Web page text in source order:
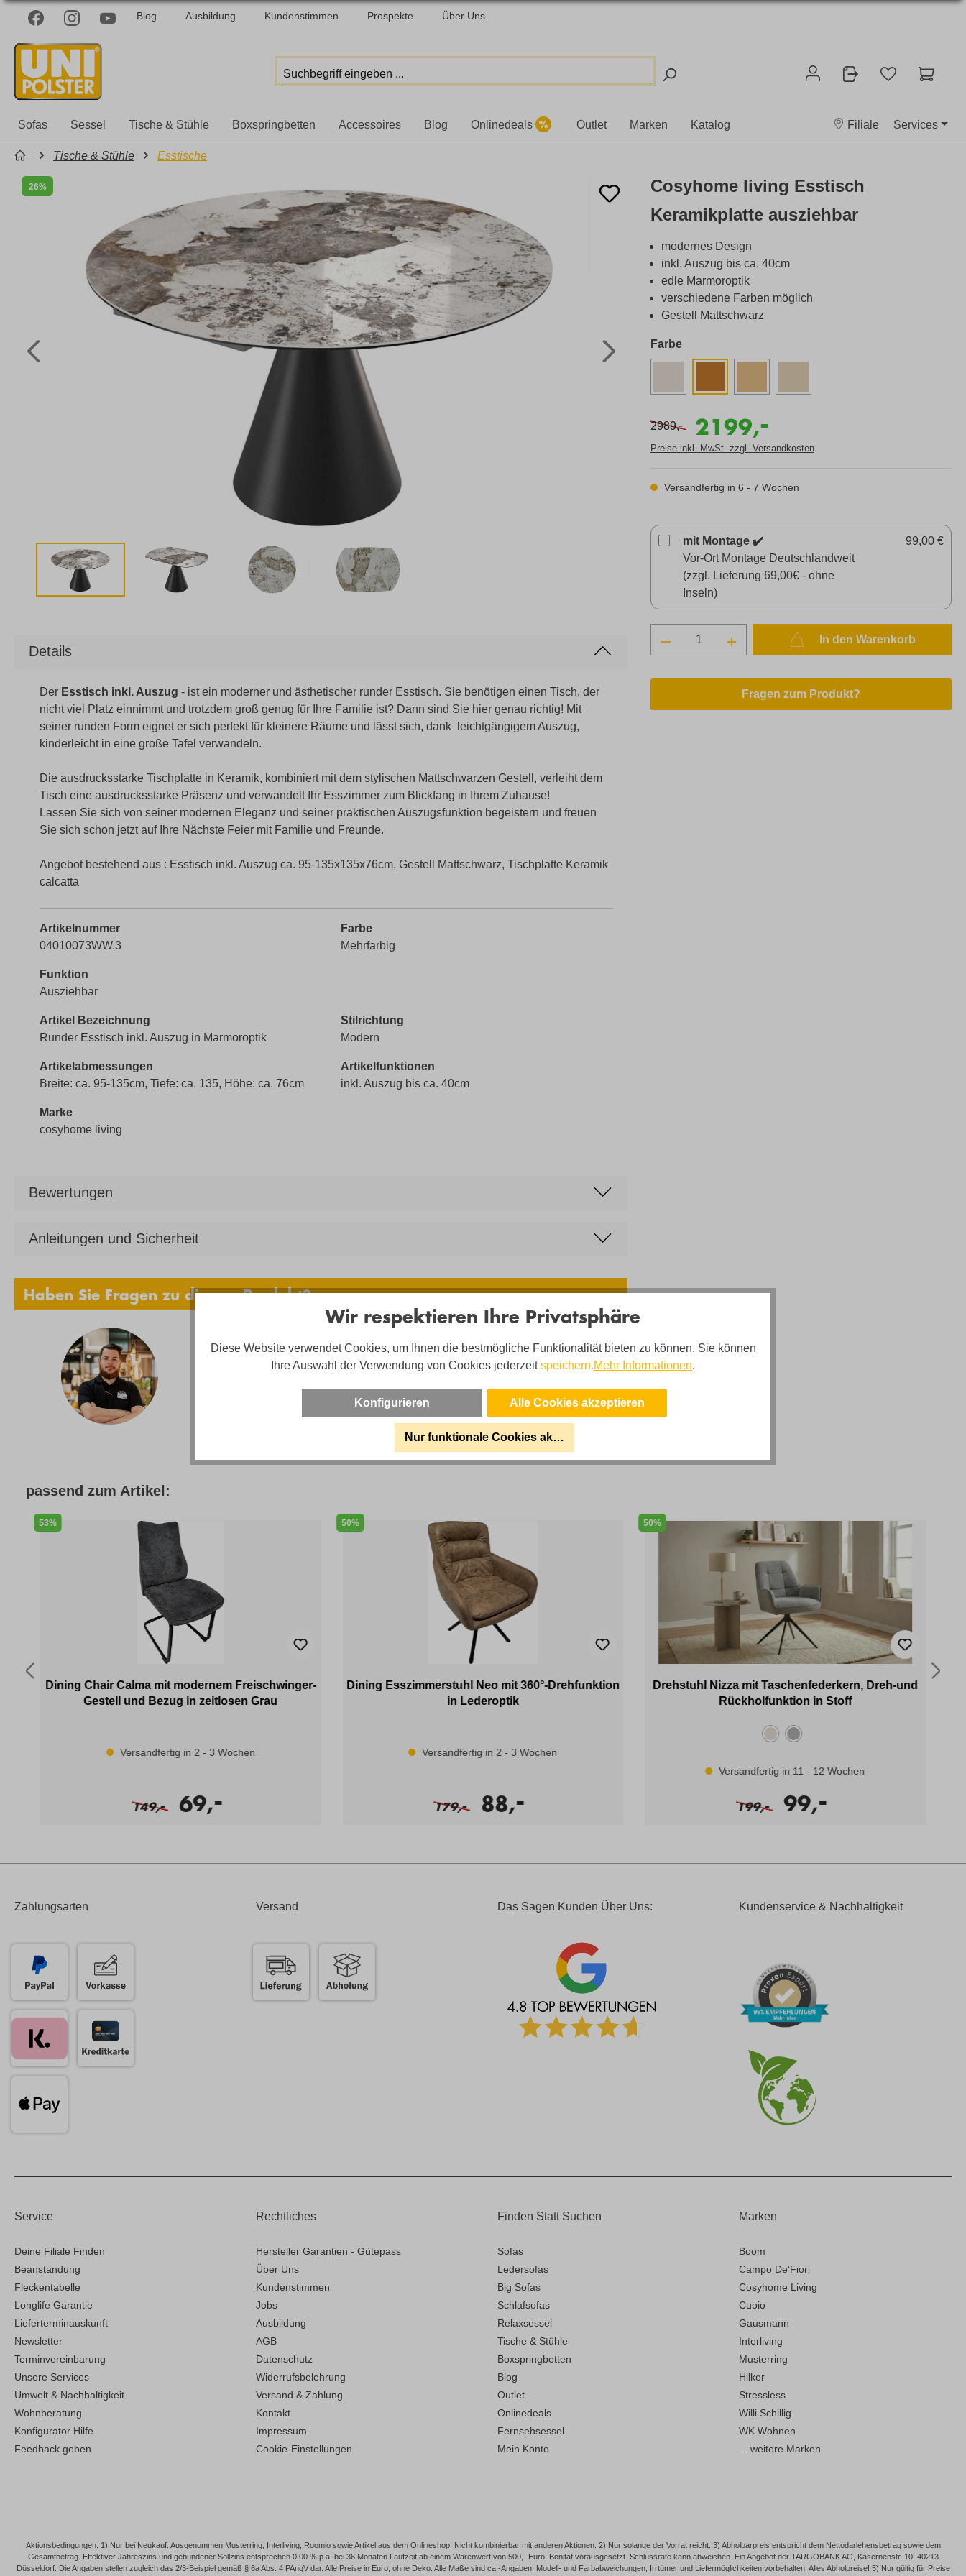
Blog Ausbildung Kundenstimmen Prospekte Über Uns
Sofas Sessel Tische & Stühle Boxspringbetten Accessoires Blog Onlinedeals Outlet Marken Katalog Filiale Services
Tische & Stühle Esstische
26%
Cosyhome living Esstisch
Keramikplatte ausziehbar
modernes Design
inkl. Auszug bis ca. 40cm
edle Marmoroptik
verschiedene Farben möglich
Gestell Mattschwarz
Farbe
2989,- 2199,
-
Preise inkl. MwSt. zzgl. Versandkosten
Versandfertig in 6 - 7 Wochen
mit Montage ✔️
Vor-Ort Montage Deutschlandweit
(zzgl. Lieferung 69,00€ - ohne
Inseln)
99,00 €
In den Warenkorb
Fragen zum Produkt?
Details
Der Esstisch inkl. Auszug - ist ein moderner und ästhetischer runder Esstisch. Sie benötigen einen Tisch, der
nicht viel Platz einnimmt und trotzdem groß genug für Ihre Familie ist? Dann sind Sie hier genau richtig! Mit
seiner runden Form eignet er sich perfekt für kleinere Räume und lässt sich, dank leichtgängigem Auszug,
kinderleicht in eine große Tafel verwandeln.
Die ausdrucksstarke Tischplatte in Keramik, kombiniert mit dem stylischen Mattschwarzen Gestell, verleiht dem
Tisch eine ausdrucksstarke Präsenz und verwandelt Ihr Esszimmer zum Blickfang in Ihrem Zuhause!
Lassen Sie sich von seiner modernen Eleganz und seiner praktischen Auszugsfunktion begeistern und freuen
Sie sich schon jetzt auf Ihre Nächste Feier mit Familie und Freunde.
Angebot bestehend aus : Esstisch inkl. Auszug ca. 95-135x135x76cm, Gestell Mattschwarz, Tischplatte Keramik
calcatta
Artikelnummer
04010073WW.3
Farbe
Mehrfarbig
Funktion
Ausziehbar
Artikel Bezeichnung
Runder Esstisch inkl. Auszug in Marmoroptik
Stilrichtung
Modern
Artikelabmessungen
Breite: ca. 95-135cm, Tiefe: ca. 135, Höhe: ca. 76cm
Artikelfunktionen
inkl. Auszug bis ca. 40cm
Marke
cosyhome living
Bewertungen
Anleitungen und Sicherheit
Haben Sie Fragen zu diesem Produkt?
Adrian Alonso - und sein Team sind für Sie da!
shop@uni-polster.de
Mo-Fr. 10-19 Uhr
passend zum Artikel:
53%
Dining Chair Calma mit modernem Freischwinger-
Gestell und Bezug in zeitlosen Grau
Versandfertig in 2 - 3 Wochen
149,- 69,
-
50%
Dining Esszimmerstuhl Neo mit 360°-Drehfunktion
in Lederoptik
Versandfertig in 2 - 3 Wochen
179,- 88,
-
50%
Drehstuhl Nizza mit Taschenfederkern, Dreh-und
Rückholfunktion in Stoff
Versandfertig in 11 - 12 Wochen
199,- 99,
-
Zahlungsarten Versand Das Sagen Kunden Über Uns: Kundenservice & Nachhaltigkeit
Service
Deine Filiale Finden
Beanstandung
Fleckentabelle
Longlife Garantie
Lieferterminauskunft
Newsletter
Terminvereinbarung
Unsere Services
Umwelt & Nachhaltigkeit
Wohnberatung
Konfigurator Hilfe
Feedback geben
Rechtliches
Hersteller Garantien - Gütepass
Über Uns
Kundenstimmen
Jobs
Ausbildung
AGB
Datenschutz
Widerrufsbelehrung
Versand & Zahlung
Kontakt
Impressum
Cookie-Einstellungen
Finden Statt Suchen
Sofas
Ledersofas
Big Sofas
Schlafsofas
Relaxsessel
Tische & Stühle
Boxspringbetten
Blog
Outlet
Onlinedeals
Fernsehsessel
Mein Konto
Marken
Boom
Campo De'Fiori
Cosyhome Living
Cuoio
Gausmann
Interliving
Musterring
Hilker
Stressless
Willi Schillig
WK Wohnen
... weitere Marken
Aktionsbedingungen: 1) Nur bei Neukauf. Ausgenommen Musterring, Interliving, Roomio sowie Artikel aus dem Onlineshop. Nicht kombinierbar mit anderen Aktionen. 2) Nur solange der Vorrat reicht. 3) Abholbarpreis entspricht dem Nettodarlehensbetrag sowie dem
Gesamtbetrag. Effektiver Jahreszins und gebundener Sollzins entsprechen 0,00 % p.a. bei 36 Monaten Laufzeit ab einem Warenwert von 500,- Euro. Bonität vorausgesetzt. Schlussrate kann abweichen. Ein Angebot der TARGOBANK AG, Kasernenstr. 10, 40213
Düsseldorf. Die Angaben stellen zugleich das 2/3-Beispiel gemäß § 6a Abs. 4 PAngV dar. Alle Preise in Euro, ohne Deko. Alle Maße sind ca.-Angaben. Modell- und Farbabweichungen, Irrtümer und Liefermöglichkeiten vorbehalten. Alles Abholpreise! 5) Nur gültig für Preise
Wir respektieren Ihre Privatsphäre
Diese Website verwendet Cookies, um Ihnen die bestmögliche Funktionalität bieten zu können. Sie können
Ihre Auswahl der Verwendung von Cookies jederzeitspeichern.Mehr Informationen.
Konfigurieren Alle Cookies akzeptieren
Nur funktionale Cookies akzeptieren